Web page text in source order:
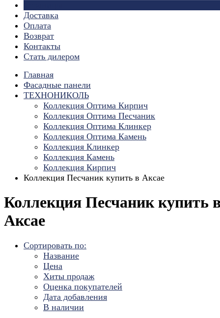
Доставка
Оплата
Возврат
Контакты
Стать дилером
Главная
Фасадные панели
ТЕХНОНИКОЛЬ
Коллекция Оптима Кирпич
Коллекция Оптима Песчаник
Коллекция Оптима Клинкер
Коллекция Оптима Камень
Коллекция Клинкер
Коллекция Камень
Коллекция Кирпич
Коллекция Песчаник купить в Аксае
Коллекция Песчаник купить
Аксае
Сортировать по:
Название
Цена
Хиты продаж
Оценка покупателей
Дата добавления
В наличии